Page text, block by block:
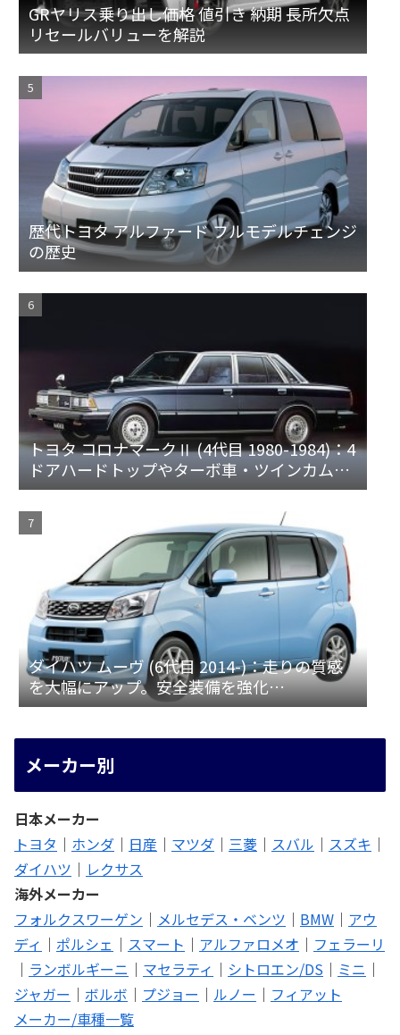
GRヤリス乗り出し価格 値引き 納期 長所欠点
リセールバリューを解説
歴代トヨタ アルファード フルモデルチェンジ
の歴史
トヨタ コロナマークⅡ (4代目 1980-1984)：4
ドアハードトップやターボ車・ツインカム車
を設定 [X60]
ダイハツ ムーヴ (6代目 2014-)：走りの質感
を大幅にアップ。安全装備を強化
[LA150/160S]
メーカー別
日本メーカー
トヨタ ｜ ホンダ ｜ 日産 ｜ マツダ ｜ 三菱 ｜ スバル ｜ スズキ ｜
ダイハツ ｜ レクサス
海外メーカー
フォルクスワーゲン ｜ メルセデス・ベンツ ｜ BMW ｜ アウ
ディ ｜ ポルシェ ｜ スマート ｜ アルファロメオ ｜ フェラーリ
｜ ランボルギーニ ｜ マセラティ ｜ シトロエン/DS ｜ ミニ ｜
ジャガー ｜ ボルボ ｜ プジョー ｜ ルノー ｜ フィアット
メーカー/車種一覧